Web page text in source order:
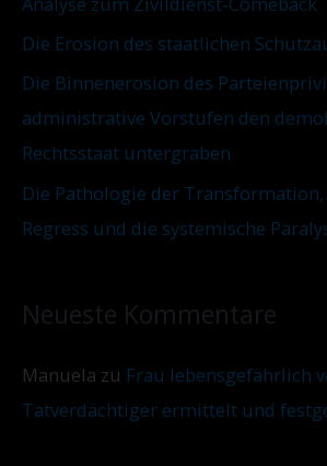
Die Erosion des staatlichen
Die Binnenerosion des
administrative Vorstufen den
Rechtsstaat untergraben
Die Pathologie der
Regress und die systemische
Neueste Kommentare
Manuela zu Frau lebensgefährlich
Tatverdächtiger ermittelt und